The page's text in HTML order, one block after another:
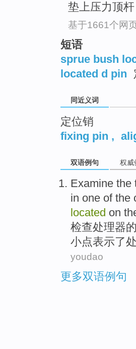
垫上压力顶杆
基于1661个网
短语
sprue bush
located d pin
同近义词
定位销
fixing pin ,
双语例句 权威
Examine the
in one of the
located on
检查处理器的
小点表示了
youdao
更多双语例句